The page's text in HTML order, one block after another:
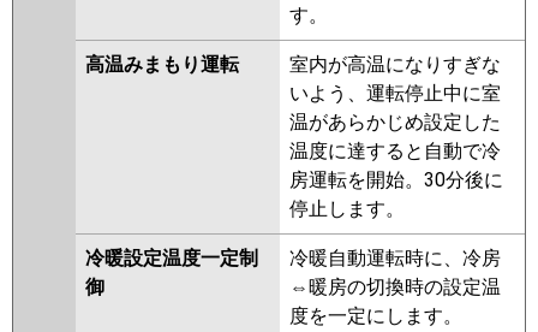
す。
高温みまもり運転
室内が高温になりすぎな
いよう、運転停止中に室
温があらかじめ設定した
温度に達すると自動で冷
房運転を開始。30分後に
停止します。
冷暖設定温度一定制
御
冷暖自動運転時に、冷房
⇔暖房の切換時の設定温
度を一定にします。